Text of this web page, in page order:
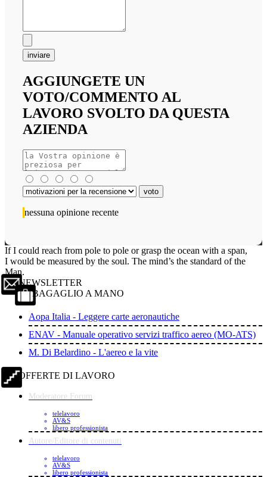
inviare
AGGIUNGETE UN
VOTO/COMMENTO AL
LAVORO SVOLTO DA QUESTA
AZIENDA
nessuna opinione recente
If I could reach from pole to pole or grasp the ocean with a span,
I would be measured by the soul. The mind’s the standard of the
Man.
NEWSLETTER
BAGAGLIO A MANO
Aopa Italia - Leggere carte aeronautiche
ENAV - Manuale operativo servizi traffico aereo (MO-ATS)
M. Di Belardino - L'aereo e la vite
OFFERTE DI LAVORO
Moderatore Forum
telelavoro
AV&S
libero professionista
Autore/Editore di contenuti
telelavoro
AV&S
libero professionista